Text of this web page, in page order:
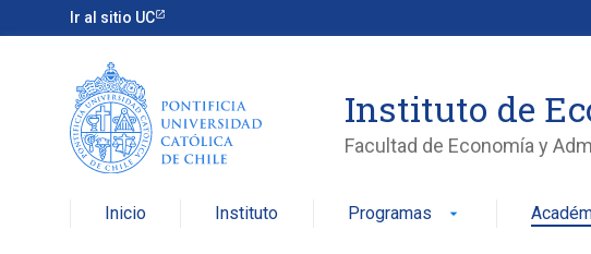
Ir al sitio UC
Instituto de
Facultad de Economía y
Inicio Instituto Programas arrow_drop_down